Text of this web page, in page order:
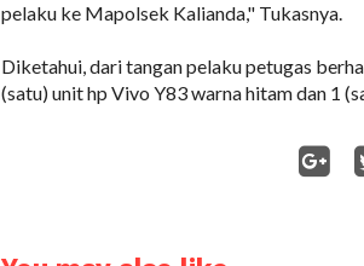
pelaku ke Mapolsek Kalianda," Tukasnya.
Diketahui, dari tangan pelaku petugas
(satu) unit hp Vivo Y83 warna hitam dan 1